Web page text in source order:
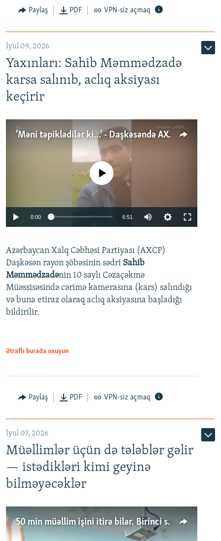
Paylaş PDF VPN-siz açmaq
İyul 09, 2026
Yaxınları: Sahib Məmmədzadə
karsa salınıb, aclıq aksiyası
keçirir
'Məni təpiklədilər ki...' - Daşkəsəndə AXCP fəalının yaxınları onun həbsinə etiraz edirlər
Auto 240p 360p
720p 1080p
No media source currently available
0:00 6:51
360p
720p
1080p
Azərbaycan Xalq Cəbhəsi Partiyası (AXCP)
Daşkəsən rayon şöbəsinin sədri Sahib
Məmmədzadənin 10 saylı Cəzaçəkmə
Müəssisəsində cərimə kamerasına (kars) salındığı
və buna etiraz olaraq aclıq aksiyasına başladığı
bildirilir.
Ətraflı burada oxuyun
Paylaş PDF VPN-siz açmaq
İyul 07, 2026
Müəllimlər üçün də tələblər gəlir
— istədikləri kimi geyinə
bilməyəcəklər
50 min müəllim işini itirə bilər. Birinci sinfə gedənlər azalır